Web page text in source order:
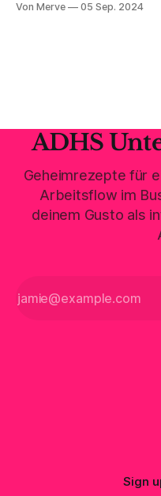
Vorstellung, es handle
Von Merve 05 Sep. 2024
ADHS
Geheimrezepte für
Arbeitsflow im
deinem Gusto als
Sign